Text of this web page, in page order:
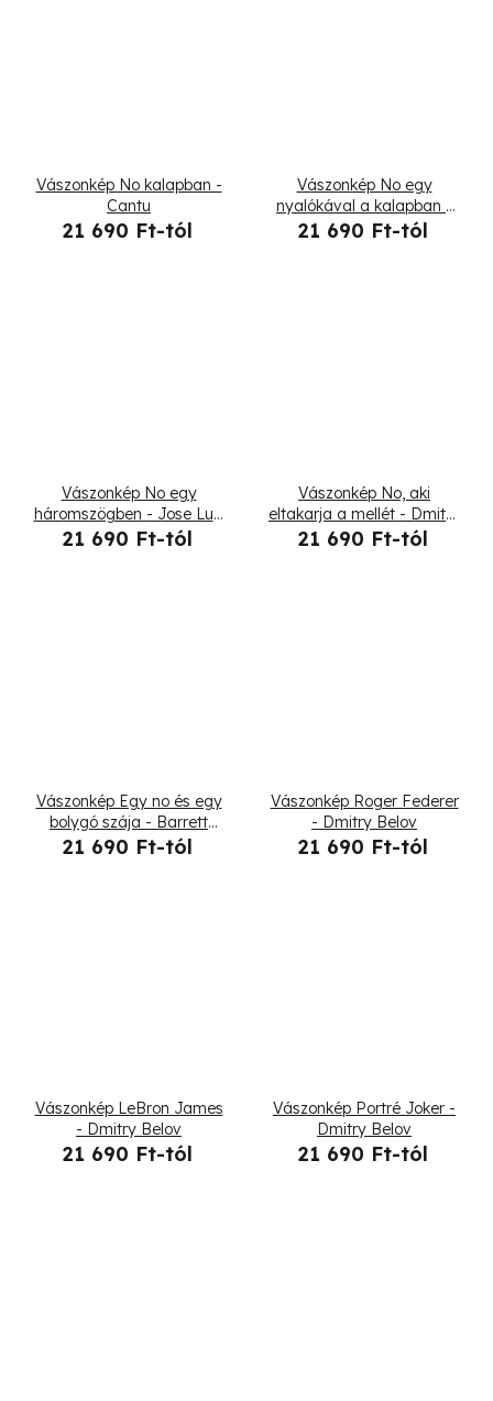
Vászonkép No kalapban -
Cantu
21 690 Ft-tól
Vászonkép No egy
nyalókával a kalapban -
Dmitry Belov
21 690 Ft-tól
Vászonkép No egy
háromszögben - Jose Luis
Guerrero
21 690 Ft-tól
Vászonkép No, aki
eltakarja a mellét - Dmitry
Belov
21 690 Ft-tól
Vászonkép Egy no és egy
bolygó szája - Barrett
Biggers
21 690 Ft-tól
Vászonkép Roger Federer
- Dmitry Belov
21 690 Ft-tól
Vászonkép LeBron James
- Dmitry Belov
21 690 Ft-tól
Vászonkép Portré Joker -
Dmitry Belov
21 690 Ft-tól